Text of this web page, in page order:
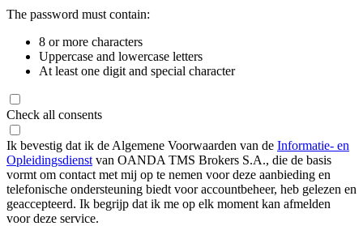
The password must contain:
8 or more characters
Uppercase and lowercase letters
At least one digit and special character
Check all consents
Ik bevestig dat ik de Algemene Voorwaarden van de Informatie- en
Opleidingsdienst van OANDA TMS Brokers S.A., die de basis
vormt om contact met mij op te nemen voor deze aanbieding en
telefonische ondersteuning biedt voor accountbeheer, heb gelezen en
geaccepteerd. Ik begrijp dat ik me op elk moment kan afmelden
voor deze service.